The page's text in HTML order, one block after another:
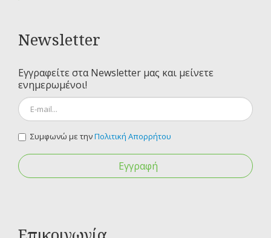
Newsletter
Εγγραφείτε στα Newsletter μας και μείνετε
ενημερωμένοι!
Συμφωνώ με τηνΠολιτική Απορρήτου
Εγγραφή